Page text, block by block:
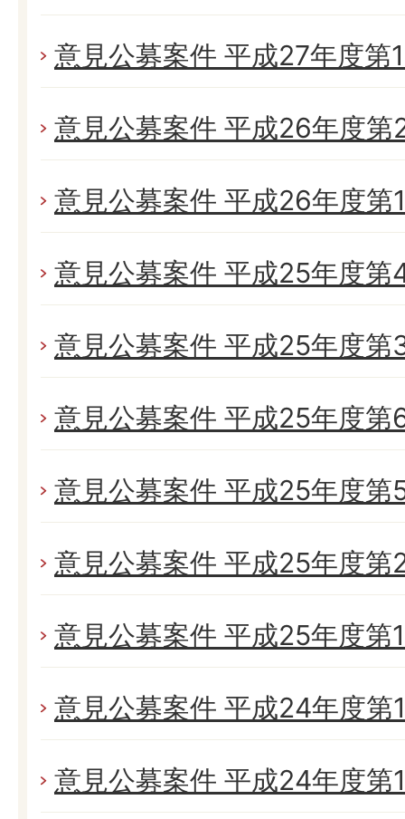
意見公募案件 平成27年度第
意見公募案件 平成26年度第
意見公募案件 平成26年度第
意見公募案件 平成25年度第
意見公募案件 平成25年度第
意見公募案件 平成25年度第
意見公募案件 平成25年度第
意見公募案件 平成25年度第
意見公募案件 平成25年度第
意見公募案件 平成24年度第
意見公募案件 平成24年度第